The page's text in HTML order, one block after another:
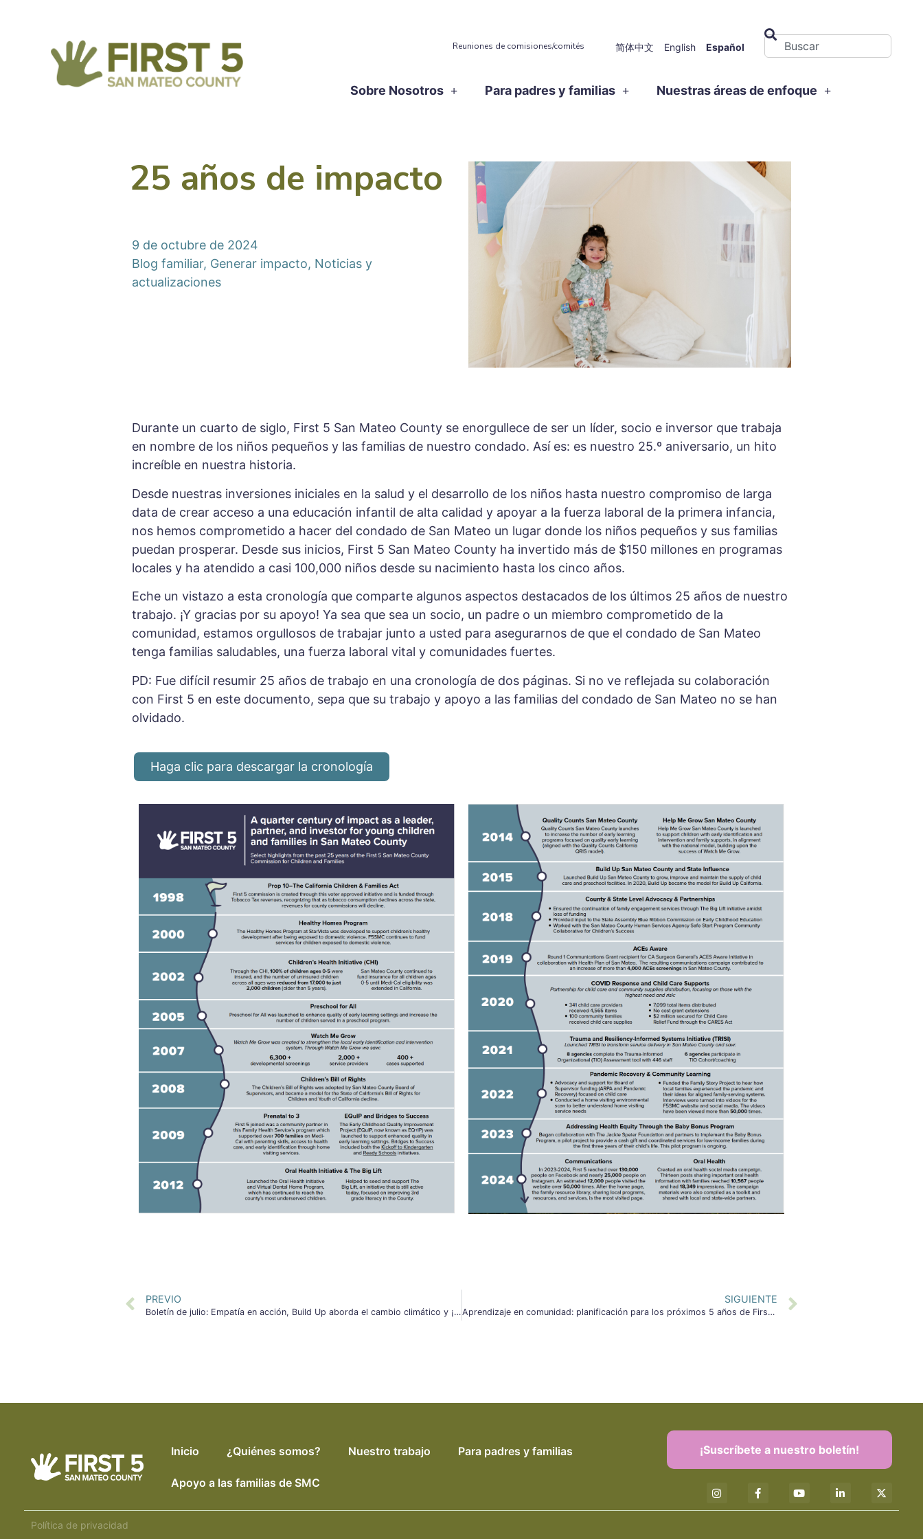
Reuniones de comisiones/comités 简体中文 English Español
Sobre Nosotros Para padres y familias Nuestras áreas de enfoque
25 años de impacto
9 de octubre de 2024
Blog familiar, Generar impacto, Noticias y
actualizaciones
Durante un cuarto de siglo, First 5 San Mateo County se enorgullece de ser un líder, socio e inversor que trabaja
en nombre de los niños pequeños y las familias de nuestro condado. Así es: es nuestro 25.º aniversario, un hito
increíble en nuestra historia.
Desde nuestras inversiones iniciales en la salud y el desarrollo de los niños hasta nuestro compromiso de larga
data de crear acceso a una educación infantil de alta calidad y apoyar a la fuerza laboral de la primera infancia,
nos hemos comprometido a hacer del condado de San Mateo un lugar donde los niños pequeños y sus familias
puedan prosperar. Desde sus inicios, First 5 San Mateo County ha invertido más de $150 millones en programas
locales y ha atendido a casi 100,000 niños desde su nacimiento hasta los cinco años.
Eche un vistazo a esta cronología que comparte algunos aspectos destacados de los últimos 25 años de nuestro
trabajo. ¡Y gracias por su apoyo! Ya sea que sea un socio, un padre o un miembro comprometido de la
comunidad, estamos orgullosos de trabajar junto a usted para asegurarnos de que el condado de San Mateo
tenga familias saludables, una fuerza laboral vital y comunidades fuertes.
PD: Fue difícil resumir 25 años de trabajo en una cronología de dos páginas. Si no ve reflejada su colaboración
con First 5 en este documento, sepa que su trabajo y apoyo a las familias del condado de San Mateo no se han
olvidado.
Haga clic para descargar la cronología
PREVIO
Boletín de julio: Empatía en acción, Build Up aborda el cambio climático y ¡MUCHO MÁS!
SIGUIENTE
Aprendizaje en comunidad: planificación para los próximos 5 años de First 5
Inicio ¿Quiénes somos? Nuestro trabajo Para padres y familias
Apoyo a las familias de SMC
¡Suscríbete a nuestro boletín!
Política de privacidad